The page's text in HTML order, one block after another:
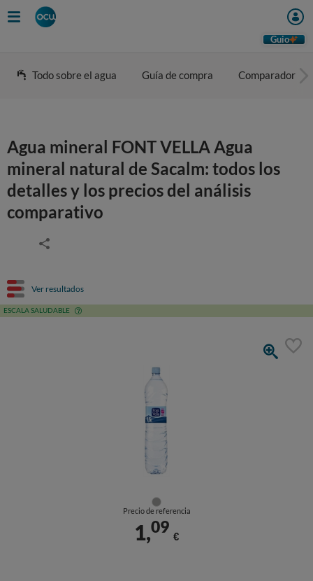
Guio
Todo sobre el agua Guía de compra Comparador
Agua mineral FONT VELLA Agua
mineral natural de Sacalm: todos los
detalles y los precios del análisis
comparativo
Ver resultados
ESCALA SALUDABLE
Precio de referencia
1,09
€